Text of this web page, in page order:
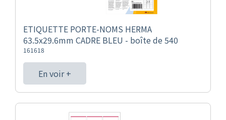
ETIQUETTE PORTE-NOMS HERMA
63.5x29.6mm CADRE BLEU - boîte de 540
161618
En voir +